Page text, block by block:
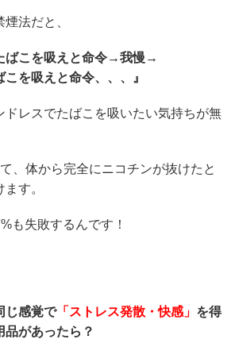
法だと、
ばこを吸えと命令→我慢→
を吸えと命令、、、』
ドレスでたばこを吸いたい気持ちが無
、体から完全にニコチンが抜けたと
す。
も失敗するんです！
じ感覚で「ストレス発散・快感」 を得
品があったら？